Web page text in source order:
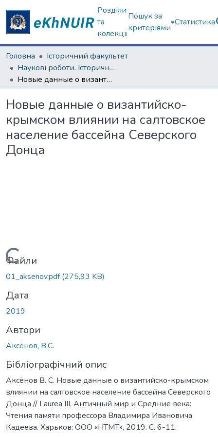
Розділи
та
колекції
Пошук за
критеріями
Статистика
Головна
Історичний факультет
Наукові роботи. Історичний факультет
Новые данные о византийско-крымском влиянии на салтовское население бассейна Северского Донца
Новые данные о византийско-
крымском влиянии на салтовское
население бассейна Северского
Донца
Вантажиться...
Файли
01_aksenov.pdf(275,93 KB)
Дата
2019
Автори
Аксёнов, В.С.
Бібліографічний опис
Аксёнов В. С. Новые данные о византийско-крымском
влиянии на салтовское население бассейна Северского
Донца // Laurea III. Античный мир и Средние века:
Чтения памяти профессора Владимира Ивановича
Кадеева. Харьков: ООО «НТМТ», 2019. С. 6-11.